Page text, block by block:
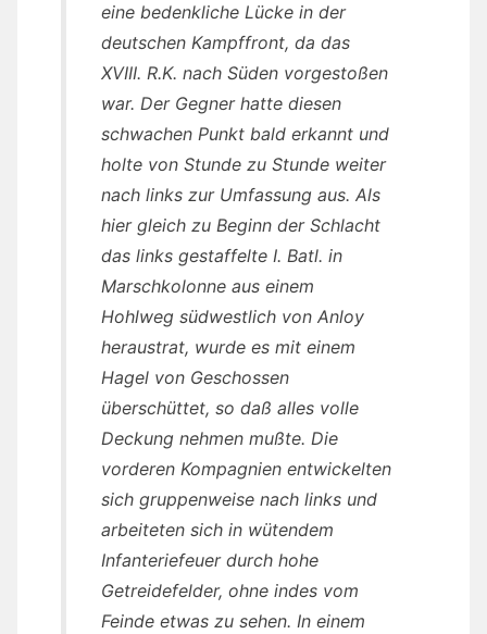
eine bedenkliche Lücke in der
deutschen Kampffront, da das
XVIII. R.K. nach Süden vorgestoßen
war. Der Gegner hatte diesen
schwachen Punkt bald erkannt und
holte von Stunde zu Stunde weiter
nach links zur Umfassung aus. Als
hier gleich zu Beginn der Schlacht
das links gestaffelte I. Batl. in
Marschkolonne aus einem
Hohlweg südwestlich von Anloy
heraustrat, wurde es mit einem
Hagel von Geschossen
überschüttet, so daß alles volle
Deckung nehmen mußte. Die
vorderen Kompagnien entwickelten
sich gruppenweise nach links und
arbeiteten sich in wütendem
Infanteriefeuer durch hohe
Getreidefelder, ohne indes vom
Feinde etwas zu sehen. In einem